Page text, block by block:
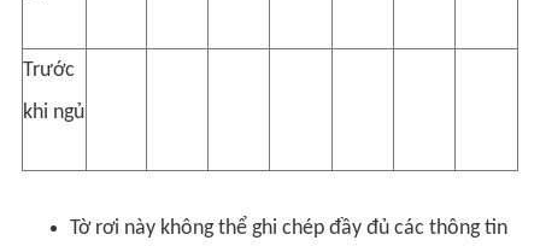
Trước
khi ngủ
Tờ rơi này không thể ghi chép đầy đủ các thông tin